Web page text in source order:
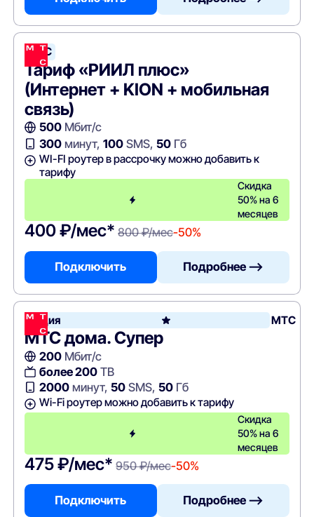
МТС
Тариф «РИИЛ плюс»
(Интернет + KION + мобильная
связь)
500Мбит/с
300минут, 100SMS, 50Гб
WI-FI роутер в рассрочку можно добавить к
тарифу
Скидка
50% на 6
месяцев
400 ₽/мес* 800 ₽/мес-50%
Подключить Подробнее —>
Акция МТС
МТС дома. Супер
200Мбит/с
более 200ТВ
2000минут, 50SMS, 50Гб
Wi-Fi роутер можно добавить к тарифу
Скидка
50% на 6
месяцев
475 ₽/мес* 950 ₽/мес-50%
Подключить Подробнее —>